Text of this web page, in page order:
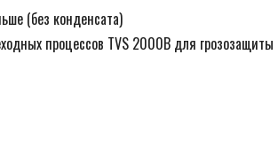
(без конденсата)
процессов TVS 2000В для грозозащиты